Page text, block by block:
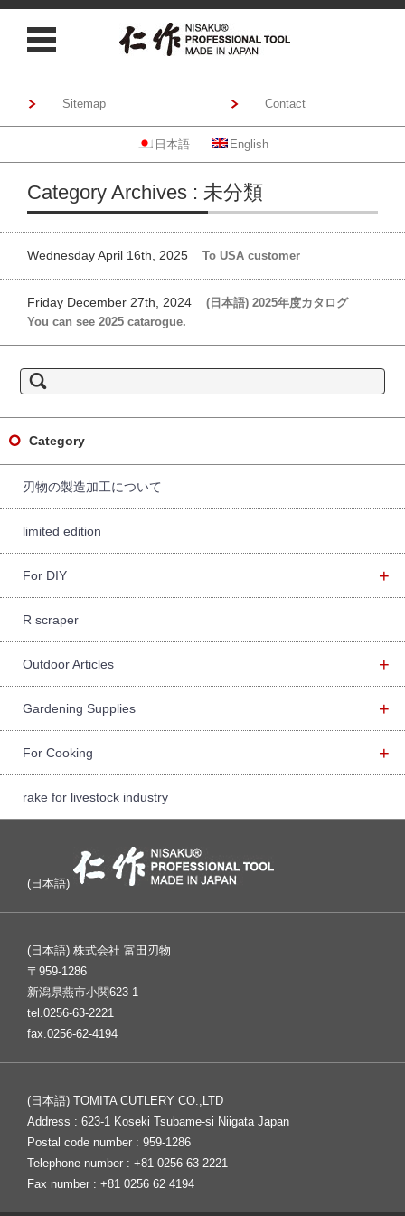
Sitemap Contact
日本語
English
Skip to content
Category Archives : 未分類
Wednesday April 16th, 2025 To USA customer
Friday December 27th, 2024 (日本語) 2025年度カタログ
You can see 2025 catarogue.
e
a
f
o Category
刃物の製造加工について
limited edition
+
For DIY
R scraper
+
Outdoor Articles
+
Gardening Supplies
+
For Cooking
rake for livestock industry
(日本語)
(日本語) 株式会社 富田刃物
〒959-1286
新潟県燕市小関623-1
tel.0256-63-2221
fax.0256-62-4194
(日本語) TOMITA CUTLERY CO.,LTD
Address : 623-1 Koseki Tsubame-si Niigata Japan
Postal code number : 959-1286
Telephone number : +81 0256 63 2221
Fax number : +81 0256 62 4194